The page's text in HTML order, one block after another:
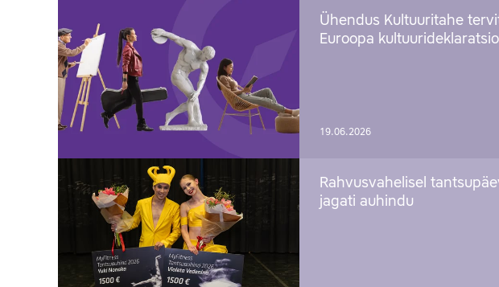
Ühendus Kultuuritahe
Euroopa
19.06.2026
Rahvusvahelisel
jagati auhindu